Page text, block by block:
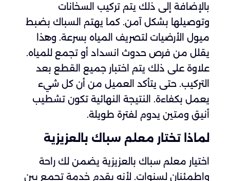
بالإضافة إلى ذلك يتم تركيب السخانات
وتوصيلها بشكل آمن. كما يهتم السباك بضبط
ميول الأرضيات لتصريف المياه بسرعة. وهذا
يقلل من فرص حدوث انسداد أو تجمع للمياه.
علاوة على ذلك يتم اختبار جميع القطع بعد
التركيب. حتى يتأكد العميل من أن كل شيء
يعمل بكفاءة. النتيجة النهائية تكون تشطيب
أنيق ومتين يدوم لفترة طويلة.
لماذا تختار معلم سباك بالعزيزية
اختيار معلم سباك بالعزيزية يضمن لك راحة
واطمئنان لسنوات. لأنه يقدم خدمة تجمع بين